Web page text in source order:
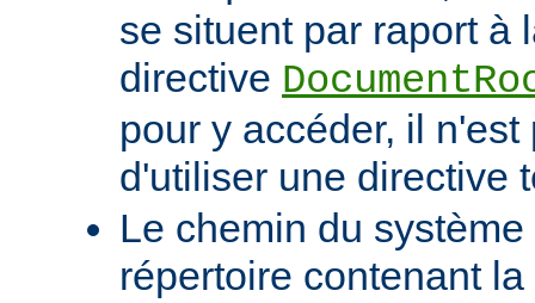
se situent par raport à
directive
pour y accéder, il
d'utiliser une directive
Le chemin du
répertoire contenant la